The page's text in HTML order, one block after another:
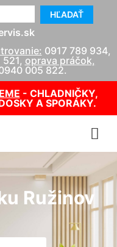
HĽADAŤ
0917 789 934,
521, oprava práčok,
005 822.
- CHLADNIČKY,
A SPORÁKY.
Ružinov